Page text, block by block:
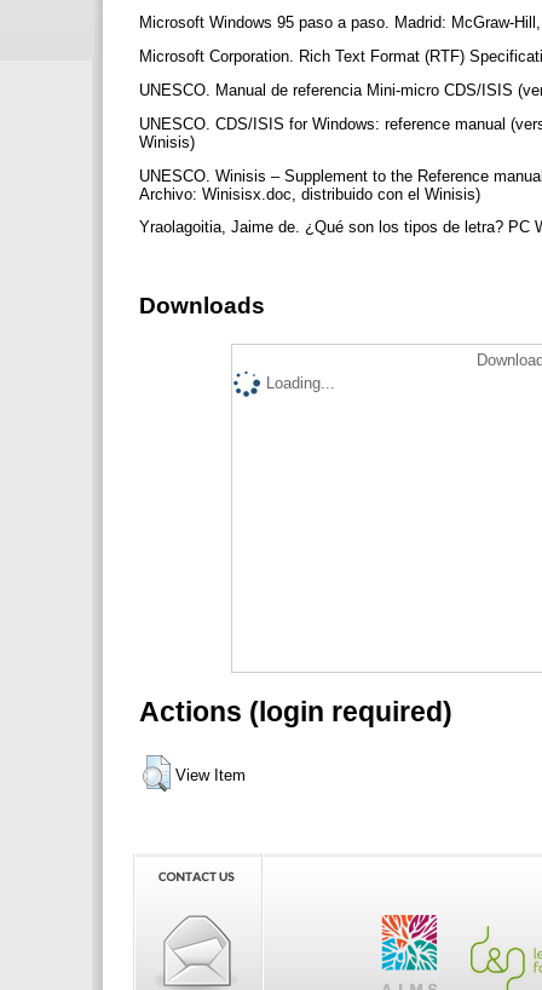
Microsoft Windows 95 paso a paso. Madrid: McGraw-
Microsoft Corporation. Rich Text Format (RTF)
UNESCO. Manual de referencia Mini-micro CDS/ISIS
UNESCO. CDS/ISIS for Windows: reference manual
Winisis)
UNESCO. Winisis – Supplement to the Reference
Archivo: Winisisx.doc, distribuido con el Winisis)
Yraolagoitia, Jaime de. ¿Qué son los tipos de letra? PC
Downloads
Loading...
Actions (login required)
View Item